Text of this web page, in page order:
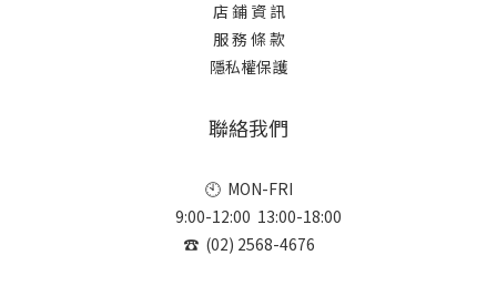
店 鋪 資 訊
服 務 條 款
隱私權保護
聯絡我們
🕙 MON-FRI
9:00-12:00 13:00-18:00
☎ (02) 2568-4676